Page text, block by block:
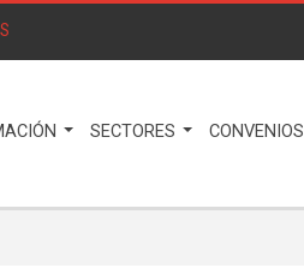
SECTORES CONVENIOS